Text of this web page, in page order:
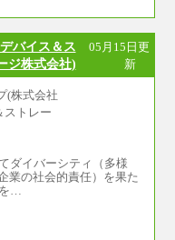
、当社規程に基づき決
す。経験者採用の場
ご経験に応じた金額と
：月給300,000円（大学
バイス＆ス
ジ株式会社)
05月15日更
新
ダイバーシティ（多様
業の社会的責任）を果た
…